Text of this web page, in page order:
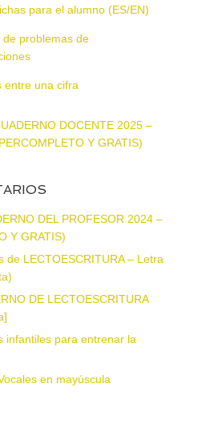
para el alumno (ES/EN)
de problemas de
entre una cifra
DOCENTE 2025 –
Y GRATIS)
DEL PROFESOR 2024 –
Y GRATIS)
de LECTOESCRITURA – Letra
DE LECTOESCRITURA
infantiles para entrenar la
en mayúscula